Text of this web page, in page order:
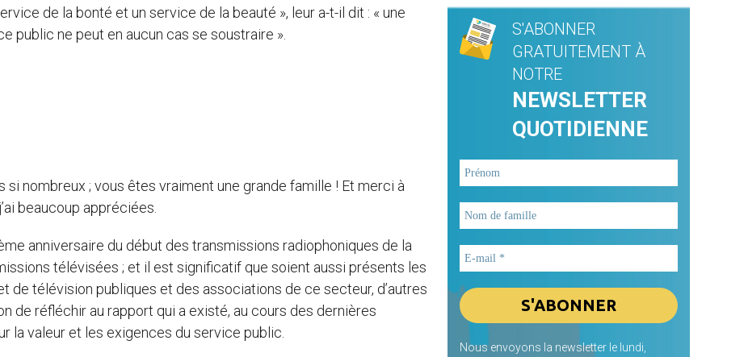
de la bonté et un service de la beauté », leur a-t-il dit : « une
public ne peut en aucun cas se soustraire ».
si nombreux ; vous êtes vraiment une grande famille ! Et merci à
beaucoup appréciées.
anniversaire du début des transmissions radiophoniques de la
télévisées ; et il est significatif que soient aussi présents les
de télévision publiques et des associations de ce secteur, d’autres
de réfléchir au rapport qui a existé, au cours des dernières
la valeur et les exigences du service public.
S'ABONNER
GRATUITEMENT À
NOTRE
NEWSLETTER
QUOTIDIENNE
Nous envoyons la newsletter le lundi,